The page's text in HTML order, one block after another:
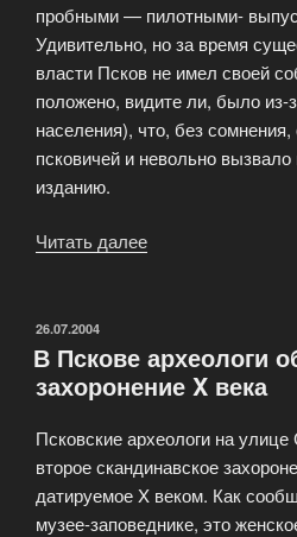
пробными — пилотными-
Удивительно, но за время
власти Псков не имел своей
положено, видите ли, было из-
населения), что, без
псковичей и невольно
изданию.
Читать далее
«Новости
Пскова»»
ОПУБЛИКОВАНО
26.07.2004
В Пскове археологи
захоронение X века
Псковские археологи на
второе скандинавское
датируемое X веком. Как
музее-заповеднике, это